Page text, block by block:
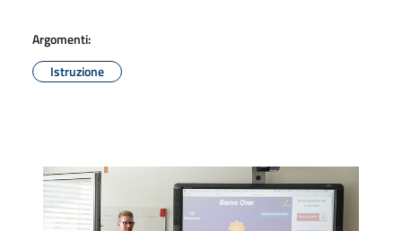
Argomenti:
Istruzione